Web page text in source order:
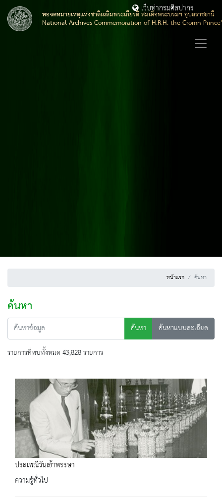
หอจดหมายเหตุแห่งชาติเฉลิมพระเกียรติ สมเด็จพระบรมฯ อุบลราชธานี
National Archives Commemoration of H.R.H. the Cromn
เว็บท่ากรมศิลปากร
หน้าแรก ค้นหา
ค้นหา
ค้นหา
ค้นหาแบบละเอียด
รายการที่พบทั้งหมด 43,828 รายการ
ประเพณีวันเข้าพรรษา
ความรู้ทั่วไป